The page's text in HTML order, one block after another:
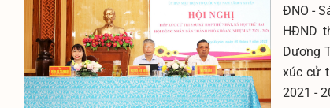
ĐNO -
HĐND
Dương
xúc cử
2021 -